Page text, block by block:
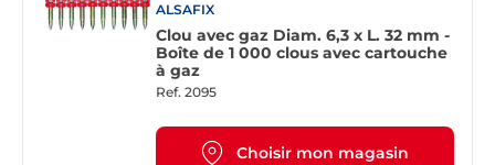
ALSAFIX
Clou avec gaz Diam. 6,3 x L. 32 mm -
Boîte de 1 000 clous avec cartouche
à gaz
Ref. 2095
Choisir mon magasin